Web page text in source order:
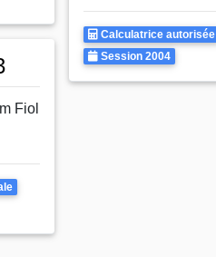
Calculatrice
Autorisee
Calculatrice autorisée
Annee
Session 2004
Fiol